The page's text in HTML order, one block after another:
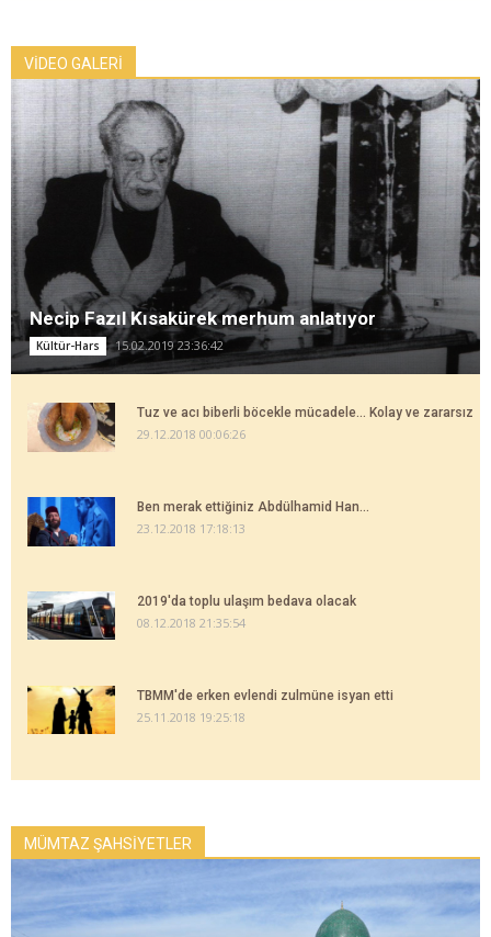
VİDEO GALERİ
Necip Fazıl Kısakürek merhum anlatıyor
Kültür-Hars 15.02.2019 23:36:42
Tuz ve acı biberli böcekle mücadele... Kolay ve zararsız
29.12.2018 00:06:26
Ben merak ettiğiniz Abdülhamid Han...
23.12.2018 17:18:13
2019'da toplu ulaşım bedava olacak
08.12.2018 21:35:54
TBMM'de erken evlendi zulmüne isyan etti
25.11.2018 19:25:18
MÜMTAZ ŞAHSİYETLER